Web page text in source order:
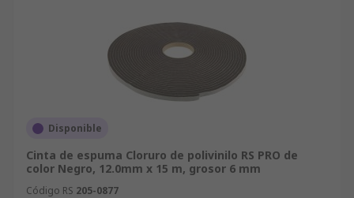
Disponible
Cinta de espuma Cloruro de polivinilo RS PRO de
color Negro, 12.0mm x 15 m, grosor 6 mm
Código RS 205-0877